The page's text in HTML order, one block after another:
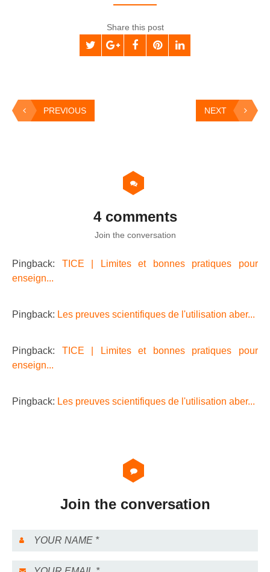
Share this post
PREVIOUS NEXT
4 comments
Join the conversation
Pingback: TICE | Limites et bonnes pratiques pour
enseign...
Pingback: Les preuves scientifiques de l'utilisation aber...
Pingback: TICE | Limites et bonnes pratiques pour
enseign...
Pingback: Les preuves scientifiques de l'utilisation aber...
Join the conversation